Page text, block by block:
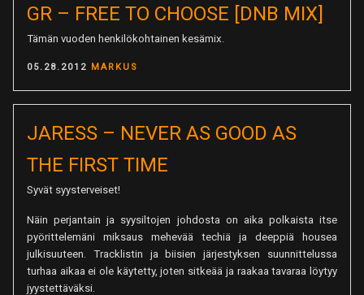
GR – FREE TO CHOOSE [DNB MIX]
Tämän vuoden henkilökohtainen kesämix.
POSTED
05.28.2012 MARKUS
JARESS – NEVER AS GOOD AS
THE FIRST TIME
Syvät syysterveiset!
Näin perjantain ja syysiltojen johdosta on aika polkaista itse
pyörittelemäni miksaus mehevää techiä ja deeppiä housea
julkisuuteen. Tracklistin ja biisien järjestyksen suunnittelussa
turhaa aikaa ei ole käytetty, joten sitkeää ja raakaa tavaraa löytyy
jyystettäväksi.